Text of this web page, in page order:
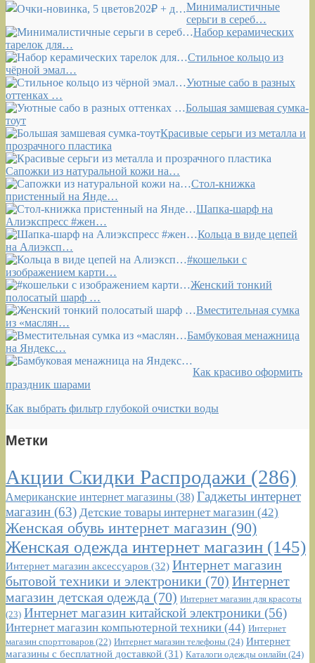
Минималистичные
серьги в сереб…
Набор керамических
тарелок для…
Стильное кольцо из
чёрной эмал…
Уютные сабо в разных
оттенках …
Большая замшевая сумка-
тоут
Красивые серьги из металла и
прозрачного пластика
Сапожки из натуральной кожи на…
Стол-книжка
пристенный на Янде…
Шапка-шарф на
Алиэкспресс #жен…
Кольца в виде цепей
на Алиэксп…
#кошельки с
изображением карти…
Женский тонкий
полосатый шарф …
Вместительная сумка
из «маслян…
Бамбуковая менажница
на Яндекс…
Как красиво оформить
праздник шарами
Как выбрать фильтр глубокой очистки воды
Метки
Акции Скидки Распродажи (286)
Американские интернет магазины (38) Гаджеты интернет
магазин (63) Детские товары интернет магазин (42)
Женская обувь интернет магазин (90)
Женская одежда интернет магазин (145)
Интернет магазин аксессуаров (32) Интернет магазин
бытовой техники и электроники (70) Интернет
магазин детская одежда (70) Интернет магазин для красоты
(23) Интернет магазин китайской электроники (56)
Интернет магазин компьютерной техники (44) Интернет
магазин спорттоваров (22) Интернет магазин телефоны (24) Интернет
магазины с бесплатной доставкой (31) Каталоги одежды онлайн (24)